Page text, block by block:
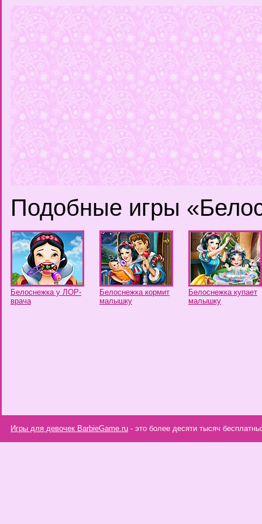
Подобные игры
Белоснежка у ЛОР-
врача
Белоснежка кормит
малышку
Белоснежка купает
малышку
Игры для девочек BarbieGame.ru - это более десяти тысяч